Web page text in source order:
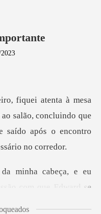
salão, concluindo que
s
a, e eu